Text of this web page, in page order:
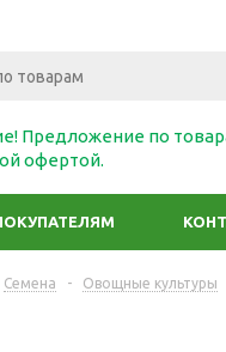
Предложение по
офертой.
Семена - Овощные культуры